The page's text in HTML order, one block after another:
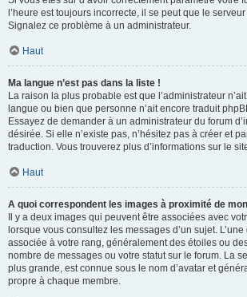
l’heure est toujours incorrecte, il se peut que le
Signalez ce problème à un administrateur.
Haut
Ma langue n’est pas dans la liste !
La raison la plus probable est que l’administrateur
langue ou bien que personne n’ait encore traduit
Essayez de demander à un administrateur du forum
désirée. Si elle n’existe pas, n’hésitez pas à créer et
traduction. Vous trouverez plus d’informations sur le
Haut
A quoi correspondent les images à proximité de
Il y a deux images qui peuvent être associées avec
lorsque vous consultez les messages d’un sujet. L’une
associée à votre rang, généralement des étoiles ou
nombre de messages ou votre statut sur le forum. La
plus grande, est connue sous le nom d’avatar et
propre à chaque membre.